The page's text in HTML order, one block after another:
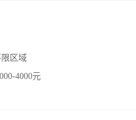
限区域
4000元